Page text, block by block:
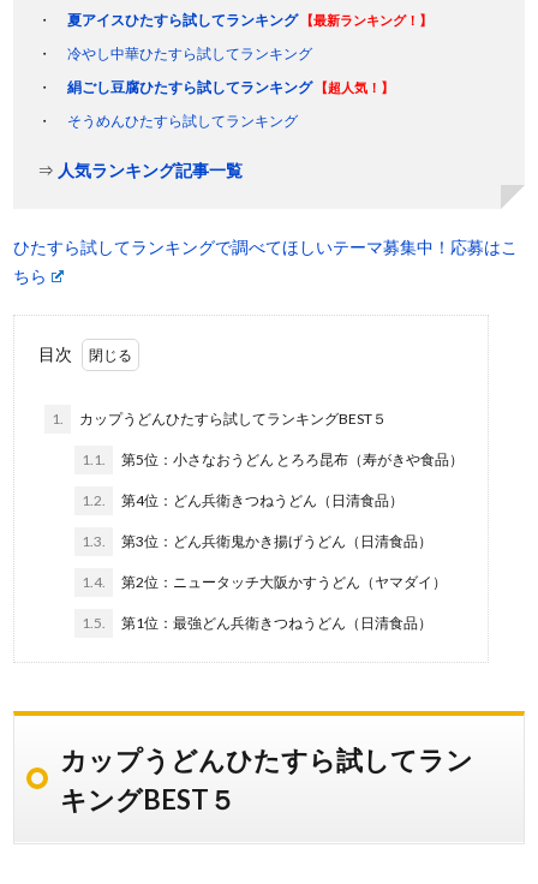
夏アイスひたすら試してランキング 【最新ランキング！】
冷やし中華ひたすら試してランキング
絹ごし豆腐ひたすら試してランキング
【超人気！】
そうめんひたすら試してランキング
⇒ 人気ランキング記事一覧
ひたすら試してランキングで調べてほしいテーマ募集中！応募はこ
ちら
目次
1. カップうどんひたすら試してランキングBEST５
1.1. 第5位：小さなおうどん とろろ昆布（寿がきや食品）
1.2. 第4位：どん兵衛きつねうどん（日清食品）
1.3. 第3位：どん兵衛鬼かき揚げうどん（日清食品）
1.4. 第2位：ニュータッチ大阪かすうどん（ヤマダイ）
1.5. 第1位：最強どん兵衛きつねうどん（日清食品）
カップうどんひたすら試してラン
キングBEST５